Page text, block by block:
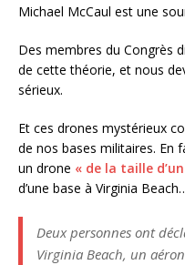
Michael McCaul est une
Des membres du Congrès
de cette théorie, et nous
sérieux.
Et ces drones mystérieux
de nos bases militaires. En
un drone « de la taille
d’une base à Virginia
Deux personnes ont
Virginia Beach, un